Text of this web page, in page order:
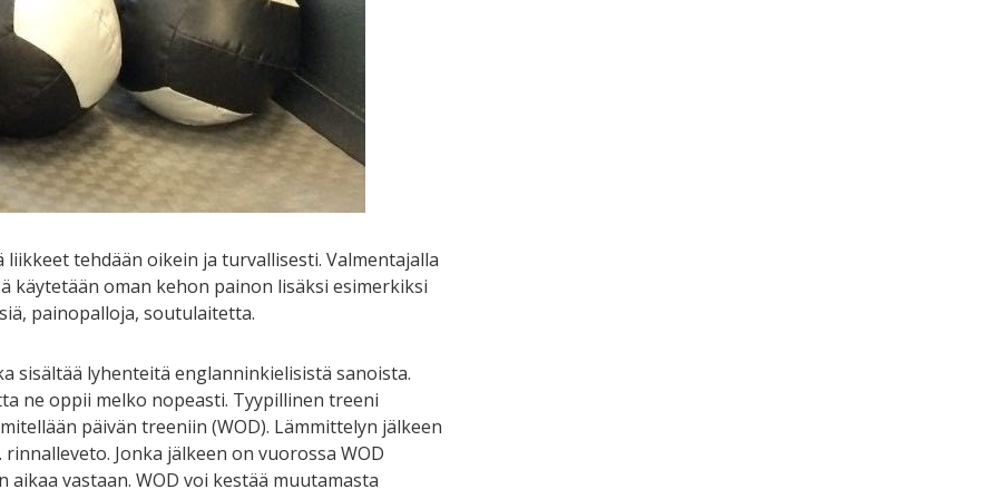
tehdään oikein ja turvallisesti. Valmentajalla
käytetään oman kehon painon lisäksi esimerkiksi
painopalloja, soutulaitetta.
sisältää lyhenteitä englanninkielisistä sanoista.
ne oppii melko nopeasti. Tyypillinen treeni
päivän treeniin (WOD). Lämmittelyn jälkeen
Jonka jälkeen on vuorossa WOD
vastaan. WOD voi kestää muutamasta